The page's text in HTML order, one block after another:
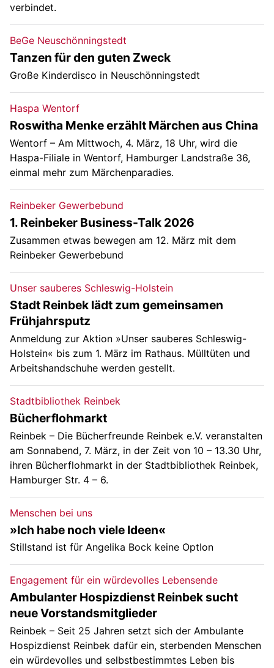
verbindet.
BeGe Neuschönningstedt
Tanzen für den guten Zweck
Große Kinderdisco in Neuschönningstedt
Haspa Wentorf
Roswitha Menke erzählt Märchen aus China
Wentorf – Am Mittwoch, 4. März, 18 Uhr, wird die
Haspa-Filiale in Wentorf, Hamburger Landstraße 36,
einmal mehr zum Märchenparadies.
Reinbeker Gewerbebund
1. Reinbeker Business-Talk 2026
Zusammen etwas bewegen am 12. März mit dem
Reinbeker Gewerbebund
Unser sauberes Schleswig-Holstein
Stadt Reinbek lädt zum gemeinsamen
Frühjahrsputz
Anmeldung zur Aktion »Unser sauberes Schleswig-
Holstein« bis zum 1. März im Rathaus. Mülltüten und
Arbeitshandschuhe werden gestellt.
Stadtbibliothek Reinbek
Bücherflohmarkt
Reinbek – Die Bücherfreunde Reinbek e.V. veranstalten
am Sonnabend, 7. März, in der Zeit von 10 – 13.30 Uhr,
ihren Bücherflohmarkt in der Stadtbibliothek Reinbek,
Hamburger Str. 4 – 6.
Menschen bei uns
»Ich habe noch viele Ideen«
Stillstand ist für Angelika Bock keine OptIon
Engagement für ein würdevolles Lebensende
Ambulanter Hospizdienst Reinbek sucht
neue Vorstandsmitglieder
Reinbek – Seit 25 Jahren setzt sich der Ambulante
Hospizdienst Reinbek dafür ein, sterbenden Menschen
ein würdevolles und selbstbestimmtes Leben bis